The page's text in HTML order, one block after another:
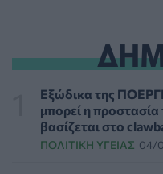
Πανευρωπαϊκή έρευνα:
εργαζόμενων θα άλλαζε
κατοικιδίου του
06/08/2026 - 20:49
Επιδημία χολέρας με
Εξώδικα της
μπορεί η
βασίζεται στο
ΠΟΛΙΤΙΚΉ ΥΓΕΊΑΣ 04/